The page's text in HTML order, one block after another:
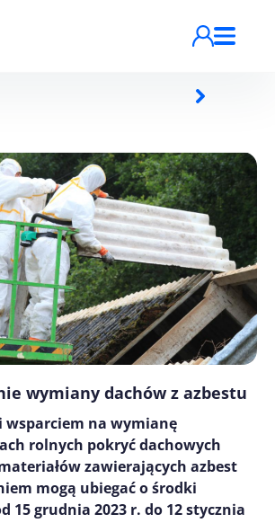
wymiany dachów z azbestu
wsparciem na wymianę
rolnych pokryć dachowych
zawierających azbest
mogą ubiegać o środki
15 grudnia 2023 r. do 12 stycznia